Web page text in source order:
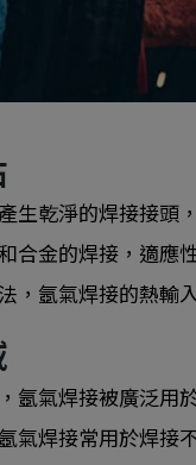
生乾淨的焊接接頭
合金的焊接，適應
，氬氣焊接的熱輸
氬氣焊接被廣泛用
氣焊接常用於焊接